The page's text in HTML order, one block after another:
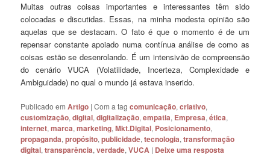
Muitas outras coisas importantes e interessantes têm sido
colocadas e discutidas. Essas, na minha modesta opinião são
aquelas que se destacam. O fato é que o momento é de um
repensar constante apoiado numa contínua análise de como as
coisas estão se desenrolando. É um intensivão de compreensão
do cenário VUCA (Volatilidade, Incerteza, Complexidade e
Ambiguidade) no qual o mundo já estava inserido.
Publicado em Artigo |Com a tagcomunicação,criativo,
customização,digital,digitalização,empatia, Empresa,ética,
internet,marca,marketing,Mkt.Digital, Posicionamento,
propaganda,propósito,publicidade,tecnologia,transformação
digital,transparência,verdade,VUCA | Deixe uma resposta